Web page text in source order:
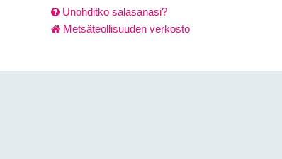
Unohditko salasanasi?
Metsäteollisuuden verkosto